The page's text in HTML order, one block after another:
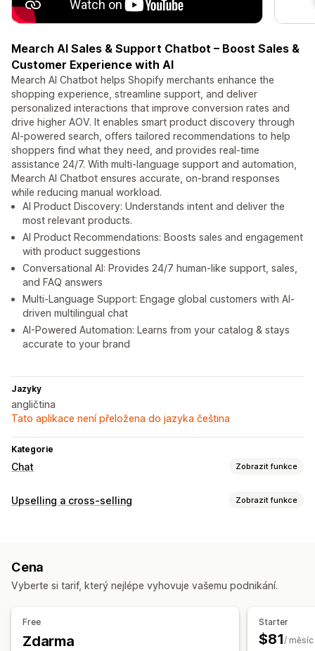
Mearch AI Sales & Support Chatbot – Boost Sales &
Customer Experience with AI
Mearch AI Chatbot helps Shopify merchants enhance the
shopping experience, streamline support, and deliver
personalized interactions that improve conversion rates and
drive higher AOV. It enables smart product discovery through
AI-powered search, offers tailored recommendations to help
shoppers find what they need, and provides real-time
assistance 24/7. With multi-language support and automation,
Mearch AI Chatbot ensures accurate, on-brand responses
while reducing manual workload.
AI Product Discovery: Understands intent and deliver the
most relevant products.
AI Product Recommendations: Boosts sales and engagement
with product suggestions
Conversational AI: Provides 24/7 human-like support, sales,
and FAQ answers
Multi-Language Support: Engage global customers with AI-
driven multilingual chat
AI-Powered Automation: Learns from your catalog & stays
accurate to your brand
Jazyky
angličtina
Tato aplikace není přeložena do jazyka čeština
Kategorie
Chat Zobrazit funkce
Posílání zpráv v reálném čase
Automatizované odpovědi
Slevy
Nejčastější dotazy Pozdravy
Doporučené produkty
Přizpůsobení
Barva a písmo
Uvítací zprávy
Upselling a cross-selling Zobrazit funkce
Upselling na stránce produktu
Upselling na stránce s poděkováním
Cena
Vyberte si tarif, který nejlépe vyhovuje vašemu podnikání.
Free
Zdarma
Starter
$81/ měsíc